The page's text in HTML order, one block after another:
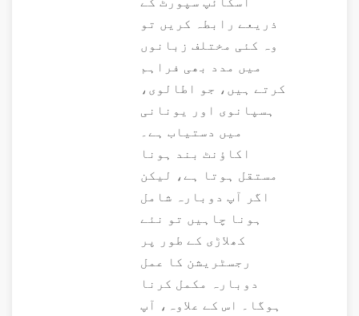
ذریعے رابطہ کریں تو
وہ کئی مختلف زبانوں
میں مدد بھی فراہم
کرتے ہیں، جو اطالوی،
ہسپانوی اور یونانی
میں دستیاب ہے۔
اکاؤنٹ بند ہونا
مستقل ہوتا ہے، لیکن
اگر آپ دوبارہ شامل
ہونا چاہیں تو نئے
کھلاڑی کے طور پر
رجسٹریشن کا عمل
دوبارہ مکمل کرنا
ہوگا۔ اس کے علاوہ، آپ